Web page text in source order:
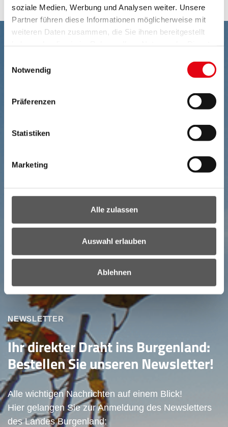
soziale Medien, Werbung und Analysen weiter. Unsere
Partner führen diese Informationen möglicherweise mit
weiteren Daten zusammen, die Sie ihnen bereitgestellt
Notwendig
Präferenzen
Statistiken
Marketing
Alle zulassen
Auswahl erlauben
Ablehnen
NEWSLETTER
Ihr direkter Draht ins Burgenland:
Bestellen Sie unseren Newsletter!
Alle wichtigen Nachrichten auf einem Blick!
Hier gelangen Sie zur Anmeldung des Newsletters
des Landes Burgenland: